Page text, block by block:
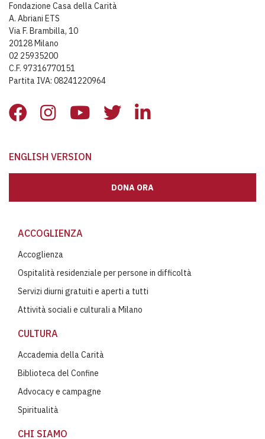
Fondazione Casa della Carità
A. Abriani ETS
Via F. Brambilla, 10
20128 Milano
02 25935200
C.F. 97316770151
Partita IVA: 08241220964
ENGLISH VERSION
DONA ORA
ACCOGLIENZA
Accoglienza
Ospitalità residenziale per persone in difficoltà
Servizi diurni gratuiti e aperti a tutti
Attività sociali e culturali a Milano
CULTURA
Accademia della Carità
Biblioteca del Confine
Advocacy e campagne
Spiritualità
CHI SIAMO